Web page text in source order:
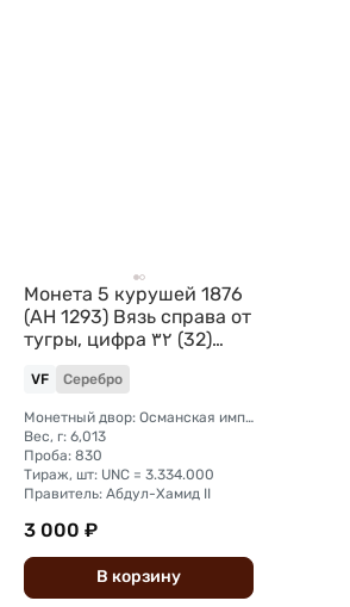
Монета 5 курушей 1876
(AH 1293) Вязь справа от
тугры, цифра ٣٢ (32)
Османская империя
VF Серебро
Монетный двор: Османская империя, Константинополь
Вес, г: 6,013
Проба: 830
Тираж, шт: UNC = 3.334.000
Правитель: Абдул-Хамид II
3 000 ₽
В корзину